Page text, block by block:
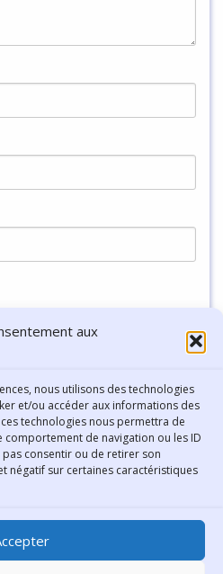
aux
nous utilisons des technologies
et/ou accéder aux informations des
technologies nous permettra de
de navigation ou les ID
pas consentir ou de retirer son
négatif sur certaines caractéristiques
commentaire.
Bibliothèque municipale de
Lyon